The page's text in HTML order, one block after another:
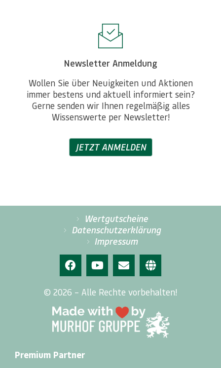
Newsletter Anmeldung
Wollen Sie über Neuigkeiten und Aktionen
immer bestens und aktuell informiert sein?
Gerne senden wir Ihnen regelmäßig alles
Wissenswerte per Newsletter!
JETZT ANMELDEN
Wertgutscheine
Datenschutzerklärung
Impressum
© 2026 – Alle Rechte vorbehalten!
Premium Partner